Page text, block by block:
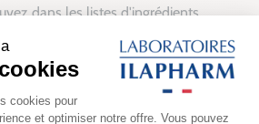
dans les listes d'ingrédients.
allégations
dans notre produit Glucynat et